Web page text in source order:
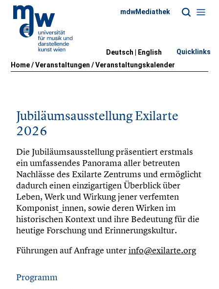
Home/Veranstaltungen /Veranstaltungskalender
mdwMediathek
Deutsch | English Quicklinks
Jubiläumsausstellung Exilarte
2026
Die Jubiläumsausstellung präsentiert erstmals
ein umfassendes Panorama aller betreuten
Nachlässe des Exilarte Zentrums und ermöglicht
dadurch einen einzigartigen Überblick über
Leben, Werk und Wirkung jener verfemten
Komponist_innen, sowie deren Wirken im
historischen Kontext und ihre Bedeutung für die
heutige Forschung und Erinnerungskultur.
Führungen auf Anfrage unterinfo@exilarte.org
Programm